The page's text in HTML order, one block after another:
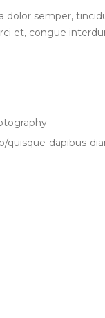
dolor semper,
et, congue
quisque-dapibus-